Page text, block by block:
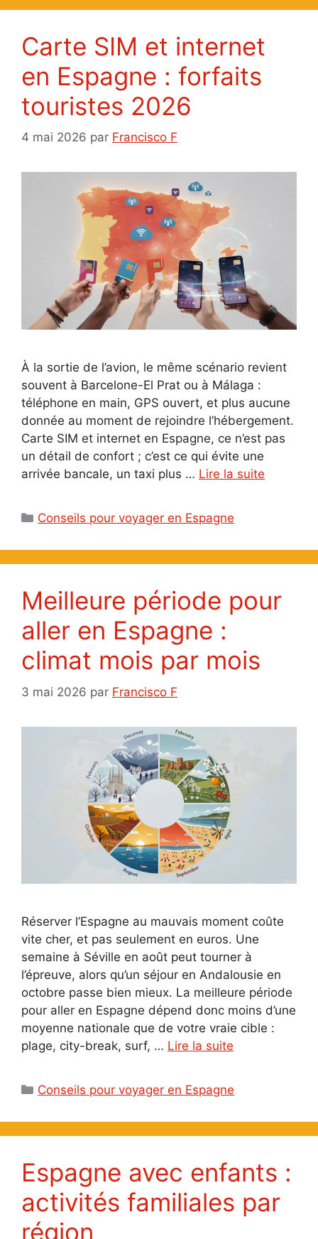
Carte SIM et internet
en Espagne : forfaits
touristes 2026
4 mai 2026 par Francisco F
À la sortie de l’avion, le même scénario revient
souvent à Barcelone-El Prat ou à Málaga :
téléphone en main, GPS ouvert, et plus aucune
donnée au moment de rejoindre l’hébergement.
Carte SIM et internet en Espagne, ce n’est pas
un détail de confort ; c’est ce qui évite une
arrivée bancale, un taxi plus … Lire la suite
Catégories
Conseils pour voyager en Espagne
Meilleure période pour
aller en Espagne :
climat mois par mois
3 mai 2026 par Francisco F
Réserver l’Espagne au mauvais moment coûte
vite cher, et pas seulement en euros. Une
semaine à Séville en août peut tourner à
l’épreuve, alors qu’un séjour en Andalousie en
octobre passe bien mieux. La meilleure période
pour aller en Espagne dépend donc moins d’une
moyenne nationale que de votre vraie cible :
plage, city-break, surf, … Lire la suite
Catégories
Conseils pour voyager en Espagne
Espagne avec enfants :
activités familiales par
région